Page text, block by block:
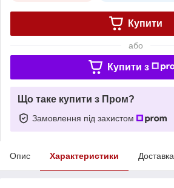
Купити
або
Купити з
Що таке купити з Пром?
Замовлення під захистом
Опис Характеристики Доставка